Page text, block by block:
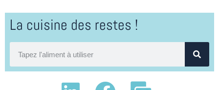
La cuisine des restes !